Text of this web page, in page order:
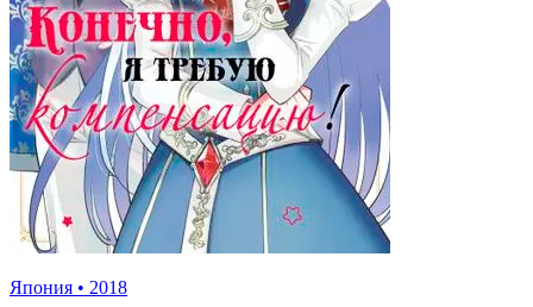
Япония • 2018